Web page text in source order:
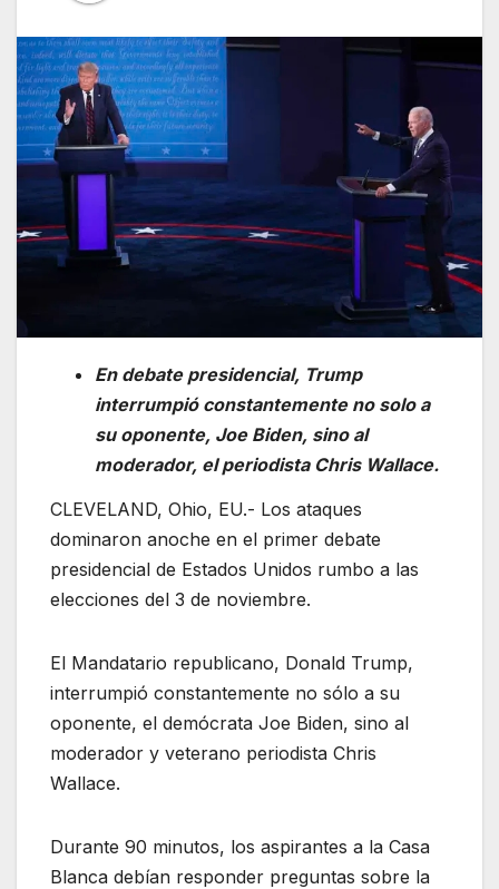
En debate presidencial, Trump
interrumpió constantemente no solo a
su oponente, Joe Biden, sino al
moderador, el periodista Chris Wallace.
CLEVELAND, Ohio, EU.- Los ataques
dominaron anoche en el primer debate
presidencial de Estados Unidos rumbo a las
elecciones del 3 de noviembre.
El Mandatario republicano, Donald Trump,
interrumpió constantemente no sólo a su
oponente, el demócrata Joe Biden, sino al
moderador y veterano periodista Chris
Wallace.
Durante 90 minutos, los aspirantes a la Casa
Blanca debían responder preguntas sobre la